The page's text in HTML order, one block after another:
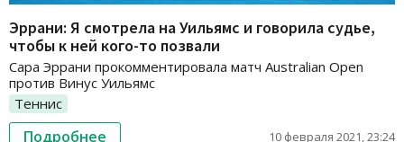
Эррани: Я смотрела на Уильямс и говорила судье,
чтобы к ней кого-то позвали
Сара Эррани прокомментировала матч Australian Open
против Винус Уильямс
Теннис
Подробнее 10 февраля 2021, 23:24